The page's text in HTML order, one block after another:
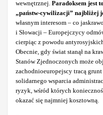
wewnętrznej. Paradoksem jest
„państw-cywilizacji” najbliżej
własnym interesom – co
i Słowacji – Europejczycy
cierpiąc z powodu
Obecnie, gdy świat stanął na
Stanów Zjednoczonych może
zachodnioeuropejscy tracą
solidarnego wsparcia
ryzyk, wśród których
okazać się najmniej kosztowną.